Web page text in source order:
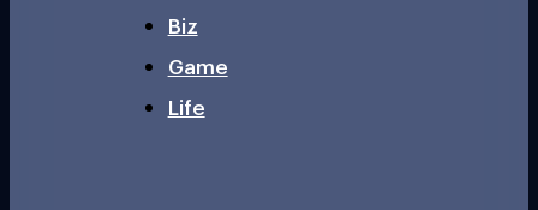
Biz
Game
Life